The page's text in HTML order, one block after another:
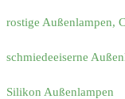
rostige Außenlampen,
schmiedeeiserne
Silikon Außenlampen